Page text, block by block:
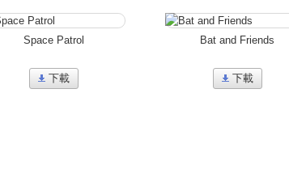
Space Patrol
下載
Bat and Friends
下載